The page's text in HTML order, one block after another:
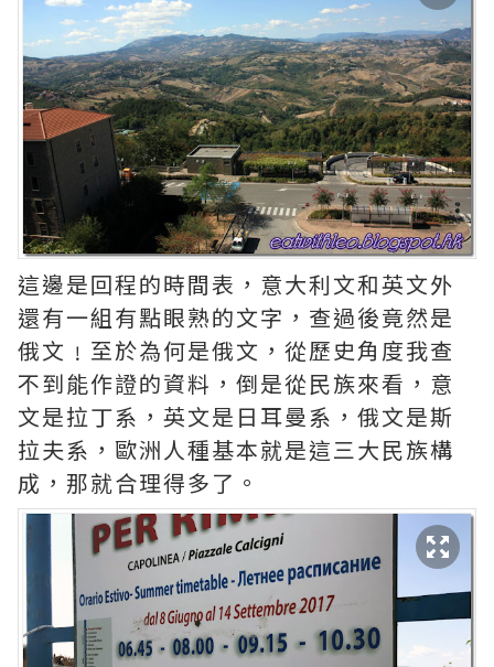
這邊是回程的時間表，意大利文和英文外
還有一組有點眼熟的文字，查過後竟然是
俄文﹗至於為何是俄文，從歷史角度我查
不到能作證的資料，倒是從民族來看，意
文是拉丁系，英文是日耳曼系，俄文是斯
拉夫系，歐洲人種基本就是這三大民族構
成，那就合理得多了。